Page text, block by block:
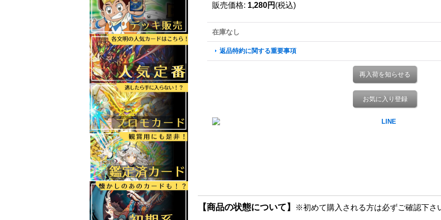
販売価格: 1,280円 (税込)
在庫なし
返品特約に関する重要事項
再入荷を知らせる
お気に入り登録
【商品の状態について】 ※初めて購入される方は必ずご確認下さ